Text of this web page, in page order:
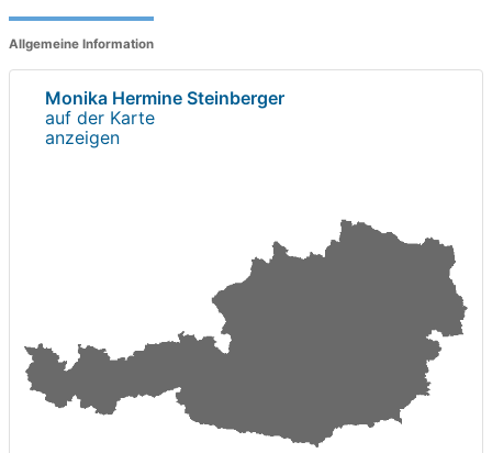
Allgemeine Information
Monika Hermine Steinberger
auf der Karte
anzeigen